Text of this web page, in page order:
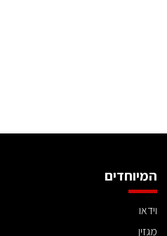
המיוחדים
וידאו
מגזין